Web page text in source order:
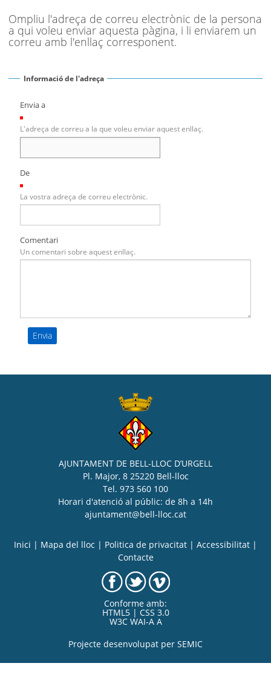
Ompliu l'adreça de correu electrònic de la persona
a qui voleu enviar aquesta pàgina, i li enviarem un
correu amb l'enllaç corresponent.
Informació de l'adreça
Envia a
L'adreça de correu a la que voleu enviar aquest enllaç.
De
La vostra adreça de correu electrònic.
Comentari
Un comentari sobre aquest enllaç.
AJUNTAMENT DE BELL-LLOC D’URGELL
Pl. Major, 8 25220 Bell-lloc
Tel. 973 560 100
Horari d'atenció al públic: de 8h a 14h
ajuntament@bell-lloc.cat
Inici Mapa del lloc Politica de privacitat Accessibilitat
Contacte
Conforme amb:
HTML5 | CSS 3.0
W3C WAI-A A
Projecte desenvolupat per SEMIC